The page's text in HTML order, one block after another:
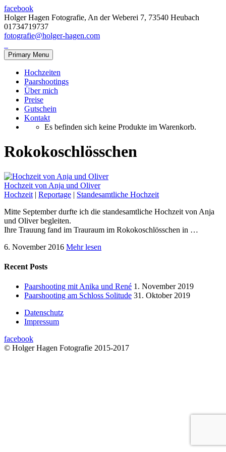
facebook
Holger Hagen Fotografie, An der Weberei 7, 73540 Heubach
01734719737
fotografie@holger-hagen.com
Primary Menu
Hochzeiten
Paarshootings
Über mich
Preise
Gutschein
Kontakt
Es befinden sich keine Produkte im Warenkorb.
Rokokoschlösschen
Hochzeit von Anja und Oliver
Hochzeit | Reportage | Standesamtliche Hochzeit
Mitte September durfte ich die standesamtliche Hochzeit von Anja
und Oliver begleiten.
Ihre Trauung fand im Trauraum im Rokokoschlösschen in …
6. November 2016 Mehr lesen
Recent Posts
Paarshooting mit Anika und René 1. November 2019
Paarshooting am Schloss Solitude 31. Oktober 2019
Datenschutz
Impressum
facebook
© Holger Hagen Fotografie 2015-2017